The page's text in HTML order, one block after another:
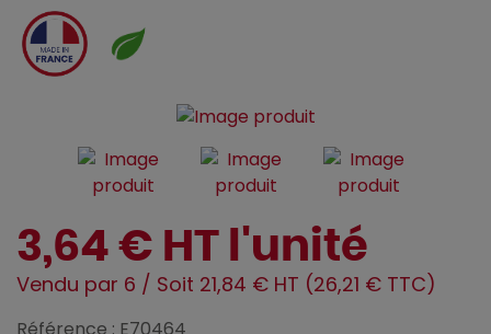
3,64 € HT l'unité
Vendu par 6 / Soit 21,84 € HT (26,21 € TTC)